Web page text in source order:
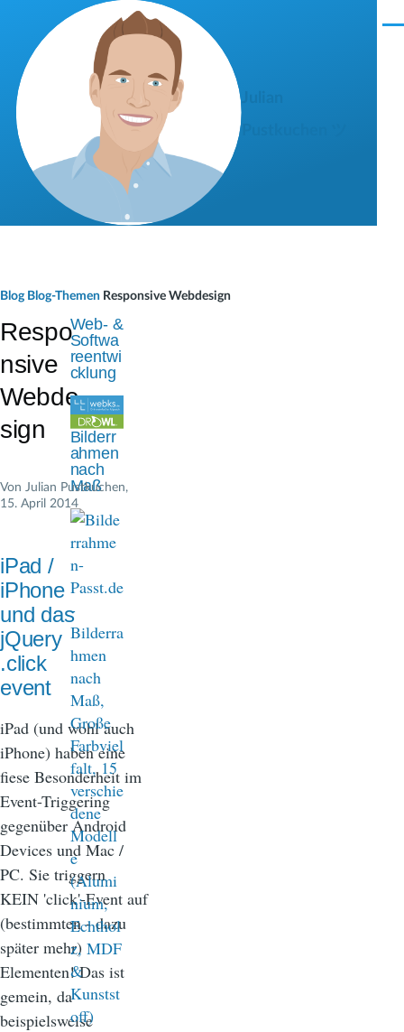
Direkt zum Inhalt
M
a
d
n
a
v
i
a
t
i
o
Blog Blog-Themen Responsive Webdesign
Respo
nsive
Webde
sign
Von Julian Pustkuchen,
15. April 2014
iPad /
iPhone
und das
jQuery
.click
event
iPad (und wohl auch
iPhone) haben eine
fiese Besonderheit im
Event-Triggering
gegenüber Android
Devices und Mac /
PC. Sie triggern
KEIN 'click'-Event auf
(bestimmten - dazu
später mehr)
Elementen! Das ist
gemein, da
beispielsweise
Web- &
Softwa
reentwi
cklung
Bilderr
ahmen
nach
Maß